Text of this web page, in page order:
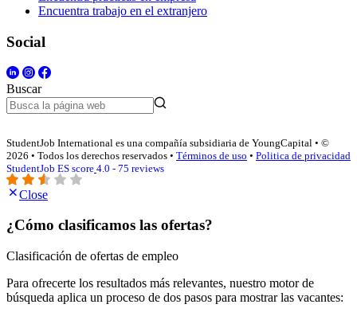
Encuentra trabajo en el extranjero
Social
Buscar
StudentJob International es una compañía subsidiaria de YoungCapital • ©
2026 • Todos los derechos reservados • Términos de uso • Politica de privacidad
StudentJob ES score 4.0 - 75 reviews
Close
¿Cómo clasificamos las ofertas?
Clasificación de ofertas de empleo
Para ofrecerte los resultados más relevantes, nuestro motor de
búsqueda aplica un proceso de dos pasos para mostrar las vacantes: